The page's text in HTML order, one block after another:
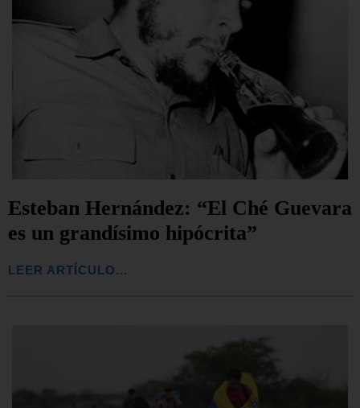
Esteban Hernández: “El Ché Guevara
es un grandísimo hipócrita”
LEER ARTÍCULO...